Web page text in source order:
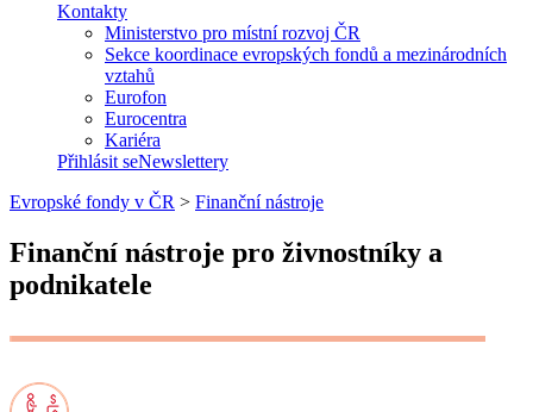
Kontakty
Ministerstvo pro místní rozvoj ČR
Sekce koordinace evropských fondů a mezinárodních
vztahů
Eurofon
Eurocentra
Kariéra
Přihlásit seNewslettery
Evropské fondy v ČR > Finanční nástroje
Finanční nástroje pro živnostníky a
podnikatele